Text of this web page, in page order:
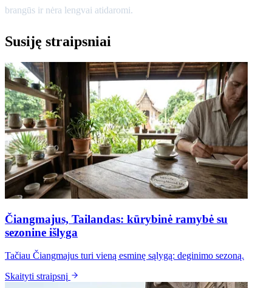
brangūs ir nėra lengvai atidaromi.
Susiję straipsniai
Čiangmajus, Tailandas: kūrybinė ramybė su
sezonine išlyga
Tačiau Čiangmajus turi vieną esminę sąlygą: deginimo sezoną.
Skaityti straipsnį